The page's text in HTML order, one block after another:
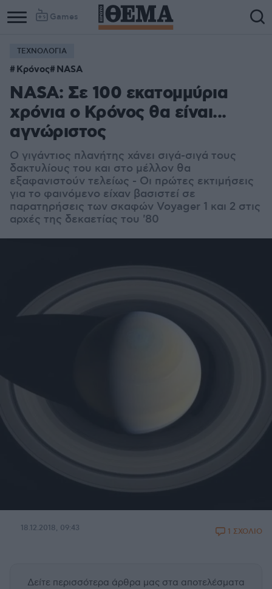
Games
ΤΕΧΝΟΛΟΓΙΑ
Κρόνος NASA
NASA: Σε 100 εκατομμύρια
χρόνια ο Κρόνος θα είναι...
αγνώριστος
Ο γιγάντιος πλανήτης χάνει σιγά-σιγά τους
δακτυλίους του και στο μέλλον θα
εξαφανιστούν τελείως - Οι πρώτες εκτιμήσεις
για το φαινόμενο είχαν βασιστεί σε
παρατηρήσεις των σκαφών Voyager 1 και 2 στις
αρχές της δεκαετίας του '80
18.12.2018, 09:43 1 ΣΧΟΛΙΟ
Δείτε περισσότερα άρθρα μας στα αποτελέσματα